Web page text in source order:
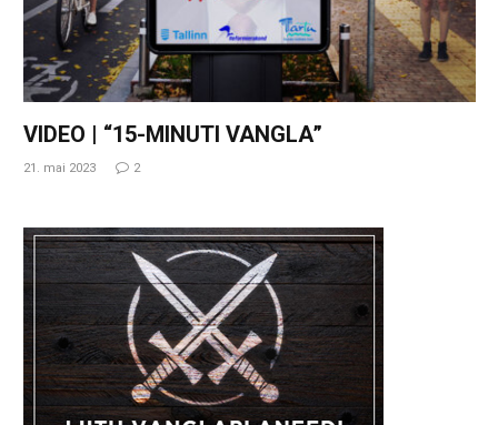
VIDEO | “15-MINUTI VANGLA”
21. mai 2023 2